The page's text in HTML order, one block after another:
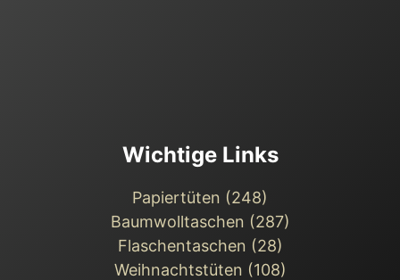
Wichtige Links
Papiertüten (248)
Baumwolltaschen (287)
Flaschentaschen (28)
Weihnachts­tüten (108)